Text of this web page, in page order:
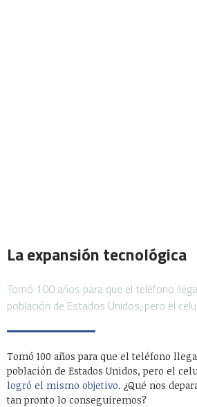
La expansión tecnológica
Tomó 100 años para que el teléfono
población de Estados Unidos, pero el
Tomó 100 años para que el teléfono
población de Estados Unidos, pero el
logró el mismo objetivo. ¿Qué nos
tan pronto lo conseguiremos?